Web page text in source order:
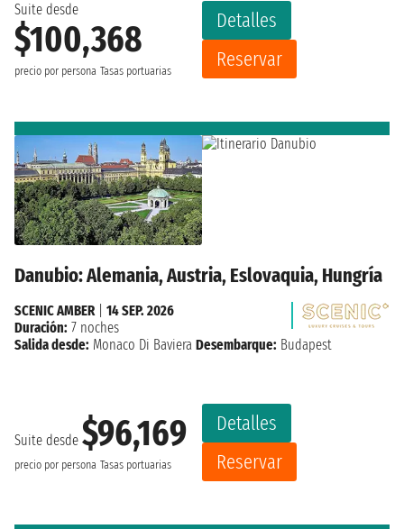
Suite desde
$100,368
precio por persona Tasas portuarias
Detalles
Reservar
Danubio: Alemania, Austria, Eslovaquia, Hungría
Suite desde $96,169
precio por persona Tasas portuarias
Detalles
Reservar
SCENIC AMBER
14 SEP. 2026
Duración: 7 noches
Salida desde: Monaco Di Baviera Desembarque: Budapest